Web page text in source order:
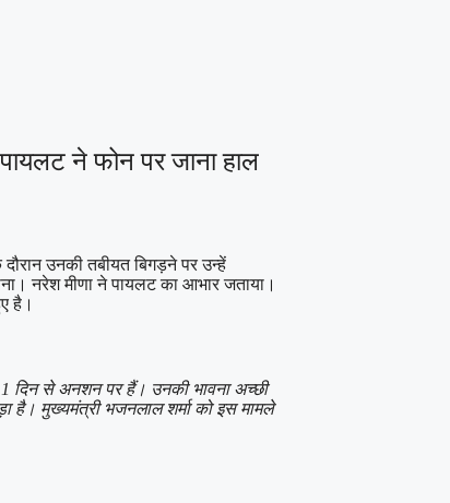
ने फोन पर जाना हाल
उनकी तबीयत बिगड़ने पर उन्हें
नरेश मीणा ने पायलट का आभार जताया।
है।
दिन से अनशन पर हैं। उनकी भावना अच्छी
मुख्यमंत्री भजनलाल शर्मा को इस मामले